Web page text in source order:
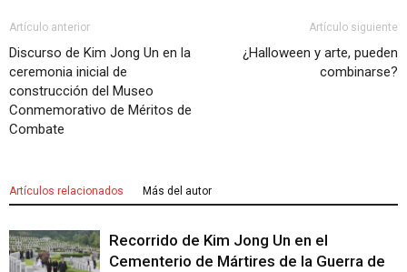
Artículo anterior
Discurso de Kim Jong Un en la
ceremonia inicial de
construcción del Museo
Conmemorativo de Méritos de
Combate
Artículo siguiente
¿Halloween y arte, pueden
combinarse?
Artículos relacionados Más del autor
Recorrido de Kim Jong Un en el
Cementerio de Mártires de la Guerra de